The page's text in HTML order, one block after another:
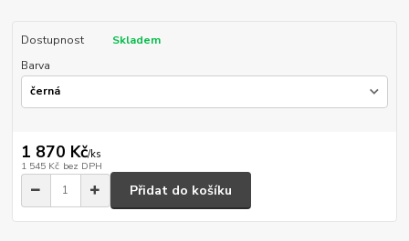
Dostupnost
Skladem
Barva
1 870 Kč/ks
1 545 Kč bez DPH
Přidat do košíku